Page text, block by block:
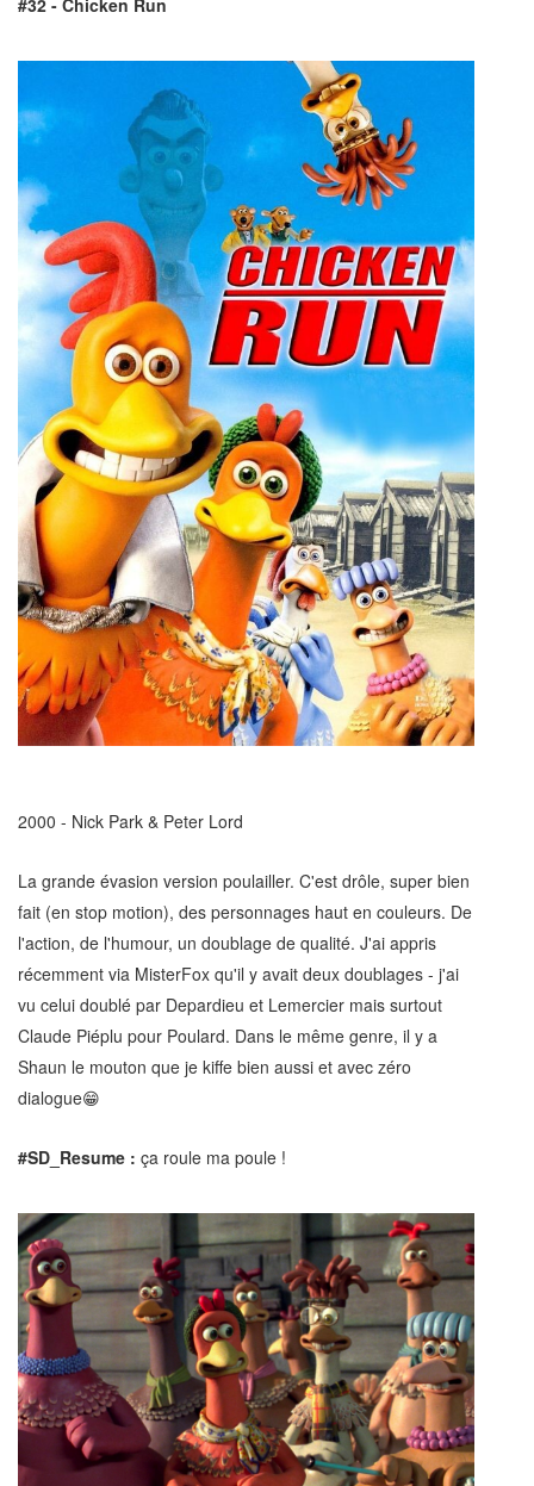
#32 - Chicken Run
2000 - Nick Park & Peter Lord
La grande évasion version poulailler. C'est drôle, super bien
fait (en stop motion), des personnages haut en couleurs. De
l'action, de l'humour, un doublage de qualité. J'ai appris
récemment via MisterFox qu'il y avait deux doublages - j'ai
vu celui doublé par Depardieu et Lemercier mais surtout
Claude Piéplu pour Poulard. Dans le même genre, il y a
Shaun le mouton que je kiffe bien aussi et avec zéro
dialogue😁
#SD_Resume : ça roule ma poule !